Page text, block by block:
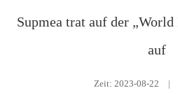
Supmea trat auf der
auf
Zeit: 2023-08-22 |